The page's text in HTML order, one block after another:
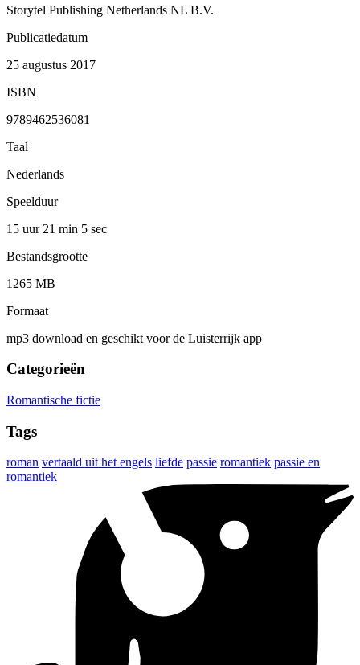
Storytel Publishing Netherlands NL B.V.
Publicatiedatum
25 augustus 2017
ISBN
9789462536081
Taal
Nederlands
Speelduur
15 uur 21 min 5 sec
Bestandsgrootte
1265 MB
Formaat
mp3 download en geschikt voor de Luisterrijk app
Categorieën
Romantische fictie
Tags
roman vertaald uit het engels liefde passie romantiek passie en
romantiek